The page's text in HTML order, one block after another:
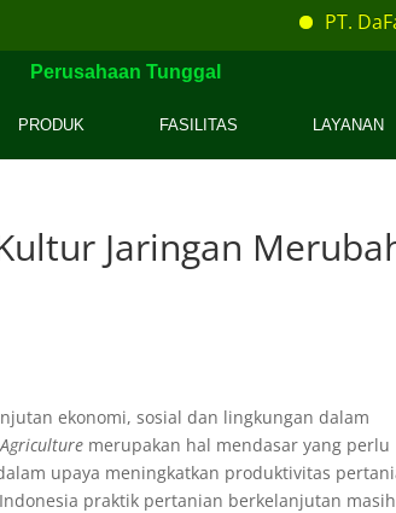
PT. DaFa
Perusahaan Tunggal
PRODUK FASILITAS LAYANAN
Jaringan
ekonomi, sosial dan lingkungan dalam
merupakan hal mendasar yang perlu
upaya meningkatkan produktivitas
praktik pertanian berkelanjutan masih